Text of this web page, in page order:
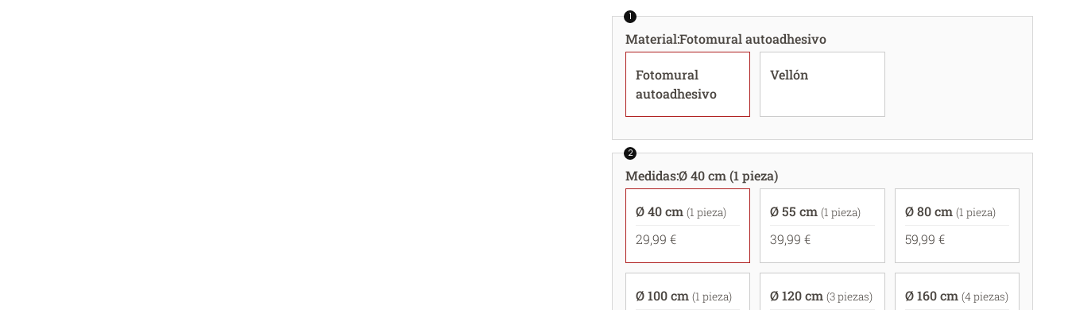
1
Material:Fotomural autoadhesivo
Fotomural
autoadhesivo
Vellón
2
Medidas:Ø 40 cm (1 pieza)
Ø 40 cm (1 pieza)
29,99 €
Ø 55 cm (1 pieza)
39,99 €
Ø 80 cm (1 pieza)
59,99 €
Ø 100 cm (1 pieza) Ø 120 cm (3 piezas) Ø 160 cm (4 piezas)